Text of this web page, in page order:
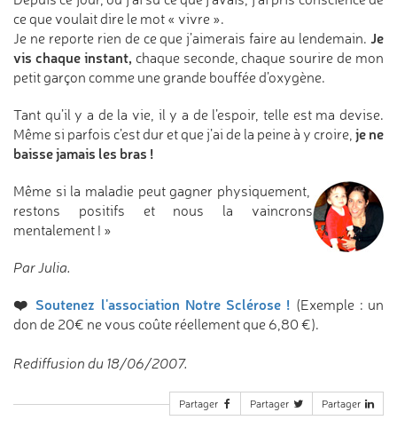
ce que voulait dire le mot « vivre ».
Je ne reporte rien de ce que j’aimerais faire au lendemain. Je
vis chaque instant, chaque seconde, chaque sourire de mon
petit garçon comme une grande bouffée d’oxygène.
Tant qu’il y a de la vie, il y a de l’espoir, telle est ma devise.
Même si parfois c’est dur et que j’ai de la peine à y croire, je ne
baisse jamais les bras !
Même si la maladie peut gagner physiquement,
restons positifs et nous la vaincrons
mentalement ! »
Par Julia.
❤️ Soutenez l'association Notre Sclérose ! (Exemple : un
don de 20€ ne vous coûte réellement que 6,80 €).
Rediffusion du 18/06/2007.
Partager Partager Partager